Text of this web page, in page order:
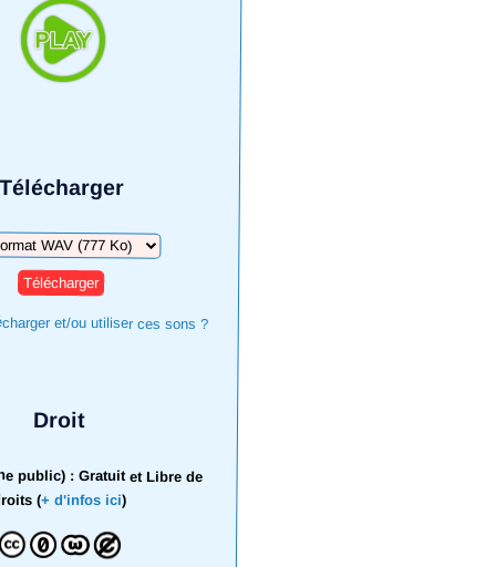
Télécharger
et/ou utiliser ces sons ?
Droit
public) : Gratuit et Libre de
(+ d'infos ici)